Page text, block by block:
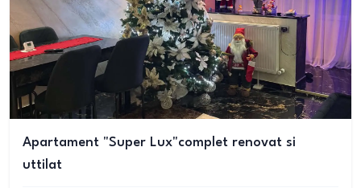
Apartament "Super Lux"complet renovat si
uttilat